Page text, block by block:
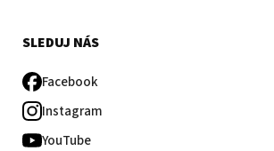
SLEDUJ NÁS
Facebook
Instagram
YouTube